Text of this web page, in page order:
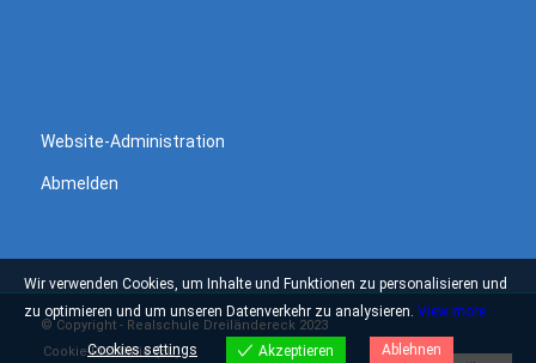
Website-Administration
Abmelden
© Copyright - Realschule Dreiländereck 2023
Cookie-Richtlinie (EU)
Wir verwenden Cookies, um Inhalte und Funktionen zu personalisieren und
zu optimieren und um unseren Datenverkehr zu analysieren. View more
Cookies settings Akzeptieren Ablehnen